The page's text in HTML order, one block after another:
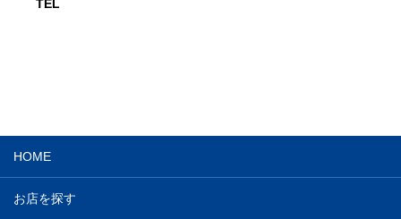
TEL
HOME
お店を探す